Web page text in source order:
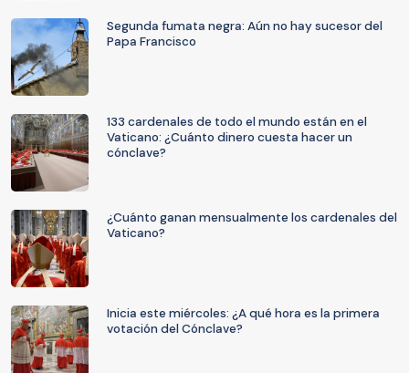
Segunda fumata negra: Aún no hay sucesor del
Papa Francisco
133 cardenales de todo el mundo están en el
Vaticano: ¿Cuánto dinero cuesta hacer un
cónclave?
¿Cuánto ganan mensualmente los cardenales del
Vaticano?
Inicia este miércoles: ¿A qué hora es la primera
votación del Cónclave?